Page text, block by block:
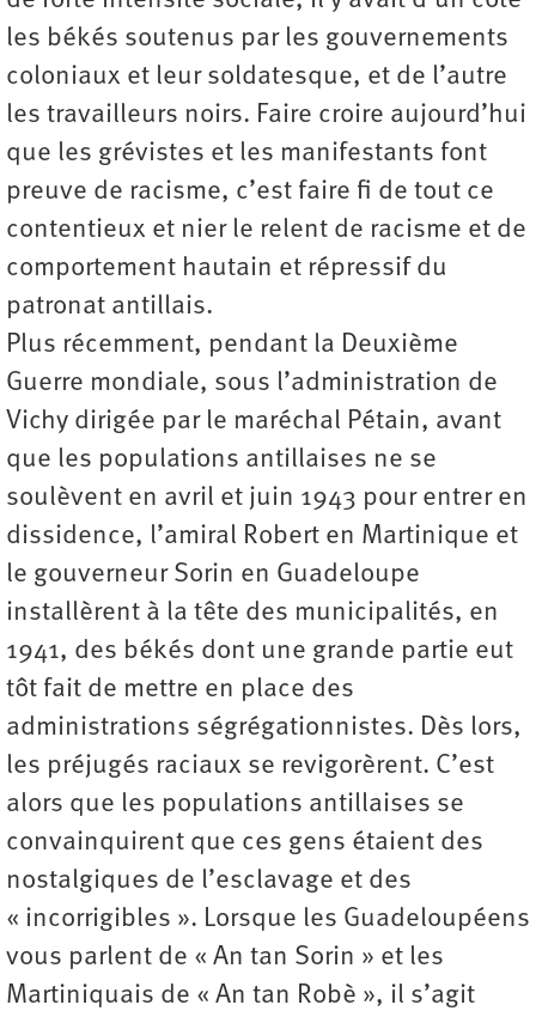
les békés soutenus par les gouvernements
coloniaux et leur soldatesque, et de l’autre
les travailleurs noirs. Faire croire aujourd’hui
que les grévistes et les manifestants font
preuve de racisme, c’est faire fi de tout ce
contentieux et nier le relent de racisme et de
comportement hautain et répressif du
patronat antillais.
Plus récemment, pendant la Deuxième
Guerre mondiale, sous l’administration de
Vichy dirigée par le maréchal Pétain, avant
que les populations antillaises ne se
soulèvent en avril et juin 1943 pour entrer en
dissidence, l’amiral Robert en Martinique et
le gouverneur Sorin en Guadeloupe
installèrent à la tête des municipalités, en
1941, des békés dont une grande partie eut
tôt fait de mettre en place des
administrations ségrégationnistes. Dès lors,
les préjugés raciaux se revigorèrent. C’est
alors que les populations antillaises se
convainquirent que ces gens étaient des
nostalgiques de l’esclavage et des
« incorrigibles ». Lorsque les Guadeloupéens
vous parlent de « An tan Sorin » et les
Martiniquais de « An tan Robè », il s’agit